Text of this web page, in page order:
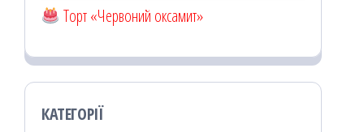
Торт «Червоний оксамит»
КАТЕГОРІЇ